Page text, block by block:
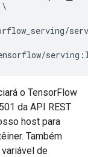
\
/
/serving :
o TensorFlow
da API REST
host para
Também
de